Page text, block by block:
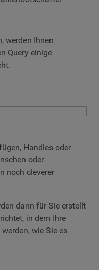
werden Ihnen
Query einige
Handles oder
oder
noch cleverer
dann für Sie erstellt
in dem Ihre
wie Sie es